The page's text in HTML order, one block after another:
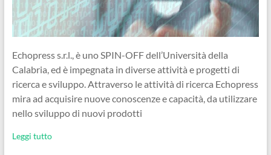
Echopress s.r.l., è uno SPIN-OFF dell’Università della
Calabria, ed è impegnata in diverse attività e progetti di
ricerca e sviluppo. Attraverso le attività di ricerca Echopress
mira ad acquisire nuove conoscenze e capacità, da utilizzare
nello sviluppo di nuovi prodotti
Leggi tutto